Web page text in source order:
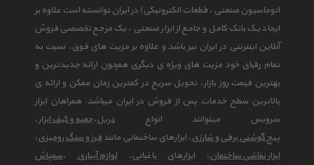
اتوماسیون صنعتی ، قطعات الکترونیکی) در ایران توانسته است علاوه بر
ایجاد یک بانک کامل و جامع از ابزار صنعتی ، یک مرجع تخصصی فروش
آنلاین اینترنتی در ایران نیز باشد و علاوه بر مزیت های فوق، نسبت به
تمام رقبای خود مزیت های ویژه ی دیگری همچون ارائه جدیدترین و
بهترین قیمت روز بازار، تحویل سریع در کمترین زمان ممکن و ارائه ی
بالاترین سطح خدمات پس از فروش در ایران میباشد. همراهان ابزار
سرویس میتوانند انواع دریل،جعبه و کیف ابزار،
پیچ گوشتی برقی و شارژی، ابزارهای ساختمانی مانند فرز و سنگ رومیزی،
ابزار نقاشی ساختمان، ابزارهای باغبانی،لوازم آبیاری ،سمپاش